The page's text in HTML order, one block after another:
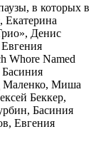
в которых в
Екатерина
Денис
Whore Named
Маленко, Миша
Беккер,
Басиния
Евгения